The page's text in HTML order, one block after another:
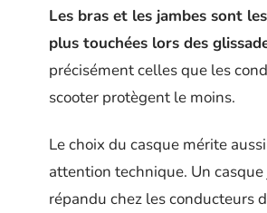
Les bras et les jambes sont
plus touchées lors des
précisément celles que les
scooter protègent le moins.
Le choix du casque mérite
attention technique. Un
répandu chez les conducteurs